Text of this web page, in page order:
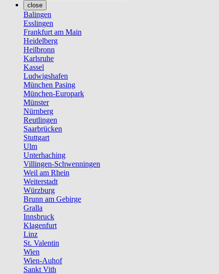
close
Balingen
Esslingen
Frankfurt am Main
Heidelberg
Heilbronn
Karlsruhe
Kassel
Ludwigshafen
München Pasing
München-Europark
Münster
Nürnberg
Reutlingen
Saarbrücken
Stuttgart
Ulm
Unterhaching
Villingen-Schwenningen
Weil am Rhein
Weiterstadt
Würzburg
Brunn am Gebirge
Gralla
Innsbruck
Klagenfurt
Linz
St. Valentin
Wien
Wien-Auhof
Sankt Vith